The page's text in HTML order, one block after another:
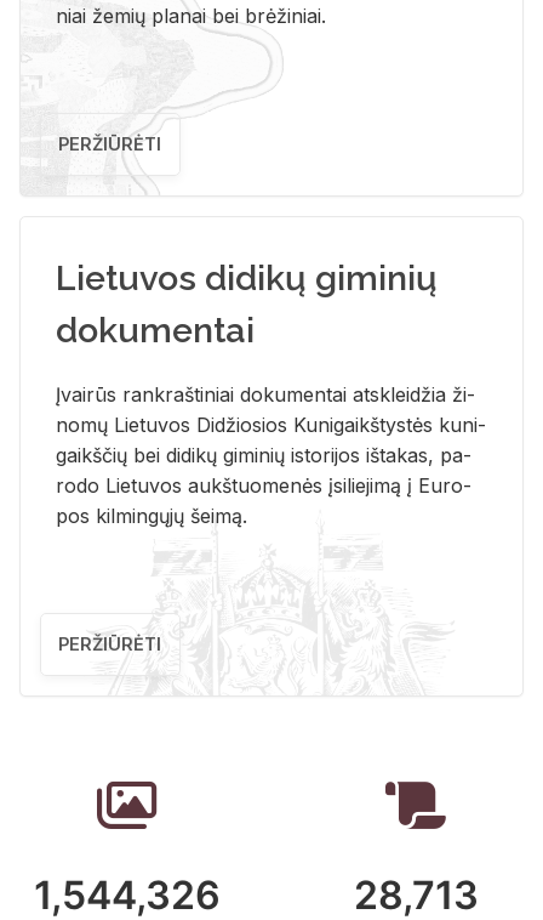
niai že­mių pla­nai bei brė­ži­niai.
PERŽIŪRĖTI
Lietuvos didikų giminių
dokumentai
Įvai­rūs rank­raš­ti­niai do­ku­men­tai at­sklei­džia ži­
no­mų Lie­tu­vos Di­džio­sios Ku­ni­gaikš­tys­tės ku­ni­
gaikš­čių bei di­di­kų gi­mi­nių is­to­ri­jos iš­ta­kas, pa­
ro­do Lie­tu­vos aukš­tuo­me­nės įsi­lie­ji­mą į Eu­ro­
pos kil­min­gų­jų šei­mą.
PERŽIŪRĖTI
1,544,326 28,713